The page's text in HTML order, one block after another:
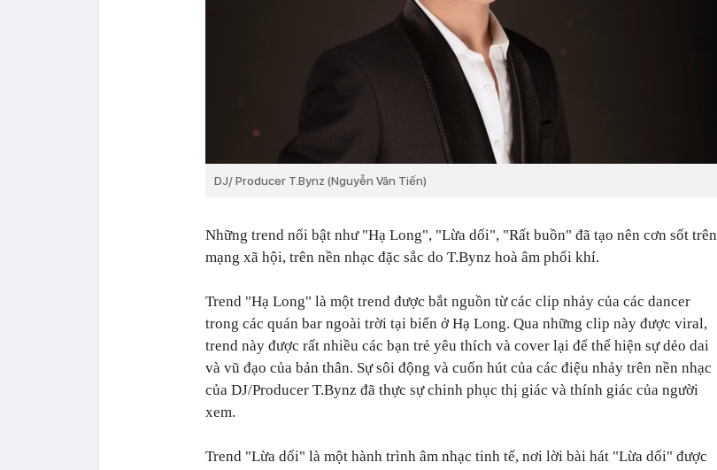
DJ/ Producer T.Bynz (Nguyễn Văn Tiến)
Những trend nổi bật như "Hạ Long", "Lừa dối", "Rất buồn" đã tạo nên cơn sốt trên
mạng xã hội, trên nền nhạc đặc sắc do T.Bynz hoà âm phối khí.
Trend "Hạ Long" là một trend được bắt nguồn từ các clip nhảy của các dancer
trong các quán bar ngoài trời tại biển ở Hạ Long. Qua những clip này được viral,
trend này được rất nhiều các bạn trẻ yêu thích và cover lại để thể hiện sự dẻo dai
và vũ đạo của bản thân. Sự sôi động và cuốn hút của các điệu nhảy trên nền nhạc
của DJ/Producer T.Bynz đã thực sự chinh phục thị giác và thính giác của người
xem.
Trend "Lừa dối" là một hành trình âm nhạc tinh tế, nơi lời bài hát "Lừa dối" được